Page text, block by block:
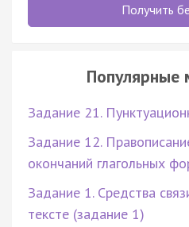
Получить
Популярные
Задание 21.
Задание 12.
окончаний глагольных
Задание 1. Средства
тексте (задание 1)